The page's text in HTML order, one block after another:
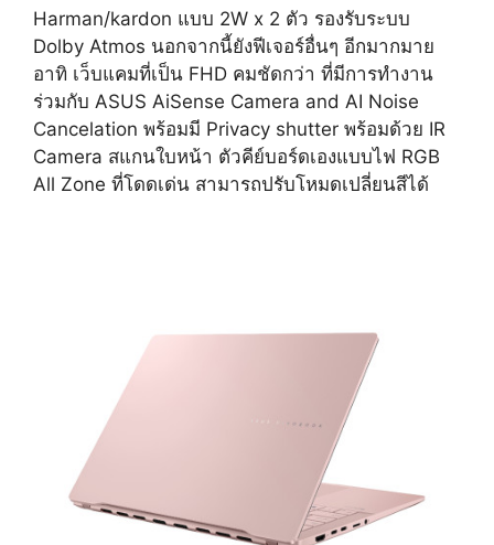
Harman/kardon แบบ 2W x 2 ตัว รองรับระบบ
Dolby Atmos นอกจากนี้ยังฟีเจอร์อื่นๆ อีกมากมาย
อาทิ เว็บแคมที่เป็น FHD คมชัดกว่า ที่มีการทำงาน
ร่วมกับ ASUS AiSense Camera and AI Noise
Cancelation พร้อมมี Privacy shutter พร้อมด้วย IR
Camera สแกนใบหน้า ตัวคีย์บอร์ดเองแบบไฟ RGB
All Zone ที่โดดเด่น สามารถปรับโหมดเปลี่ยนสีได้